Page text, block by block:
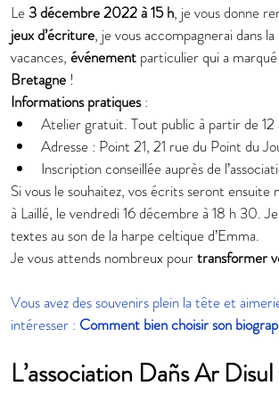
Le 3 décembre 2022 à 15 h, je vous donne
jeux d’écriture, je vous accompagnerai dans
vacances, événement particulier qui a
Bretagne !
Informations pratiques :
Atelier gratuit. Tout public à partir de 12
Adresse : Point 21, 21 rue du Point du
Inscription conseillée auprès de
Si vous le souhaitez, vos écrits seront ensuite
à Laillé, le vendredi 16 décembre à 18 h 30.
textes au son de la harpe celtique d’Emma.
Je vous attends nombreux pour transformer
Vous avez des souvenirs plein la tête et
intéresser : Comment bien choisir son
L’association Dañs Ar